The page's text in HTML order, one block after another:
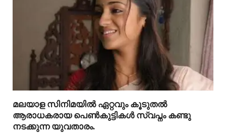
മലയാള സിനിമയിൽ ഏറ്റവും കൂടുതൽ
ആരാധകരായ പെൺകുട്ടികൾ സ്വപ്നം കണ്ടു
നടക്കുന്ന യുവതാരം.